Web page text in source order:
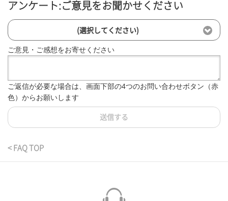
アンケート:ご意見をお聞かせください
(選択してください)
ご意見・ご感想をお寄せください
ご返信が必要な場合は、画面下部の4つのお問い合わせボタン（赤
色）からお願いします
送信する
< FAQ TOP